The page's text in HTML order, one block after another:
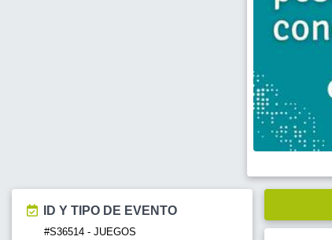
ID Y TIPO DE EVENTO
#S36514 - JUEGOS